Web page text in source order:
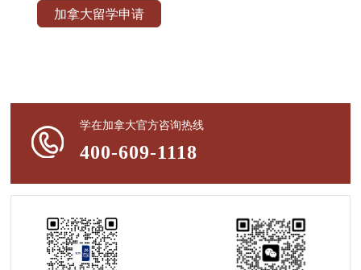
加拿大留学申请
学在加拿大官方咨询热线
400-609-1118